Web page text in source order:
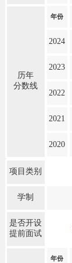
历年
分数线
年份
2024
2023
2022
2021
2020
项目类别
学制
是否开设
提前面试
年份